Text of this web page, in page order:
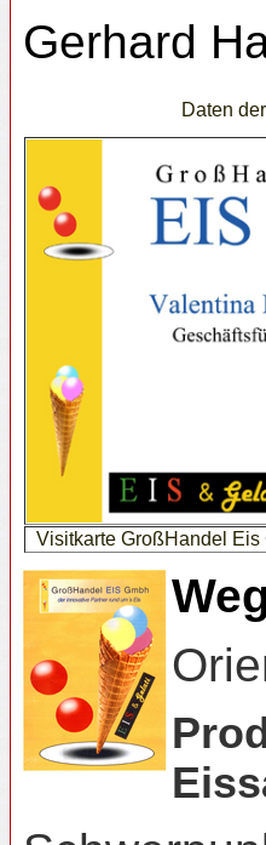
Gerhard
Daten
Visitkarte GroßHandel Eis